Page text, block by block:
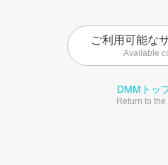
ご利用可能な
Available
DMMトッ
Return to